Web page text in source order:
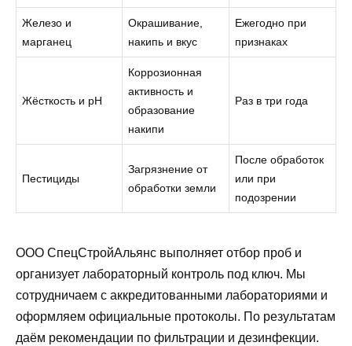
Железо и
марганец
Окрашивание,
накипь и вкус
Ежегодно при
признаках
Жёсткость и pH
Коррозионная
активность и
образование
накипи
Раз в три года
Пестициды
Загрязнение от
обработки земли
После обработок
или при
подозрении
ООО СпецСтройАльянс выполняет отбор проб и
организует лабораторный контроль под ключ. Мы
сотрудничаем с аккредитованными лабораториями и
оформляем официальные протоколы. По результатам
даём рекомендации по фильтрации и дезинфекции.